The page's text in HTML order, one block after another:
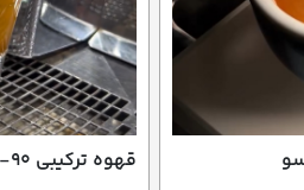
قهوه ترکیبی ۹۰-۱۰ برزیل